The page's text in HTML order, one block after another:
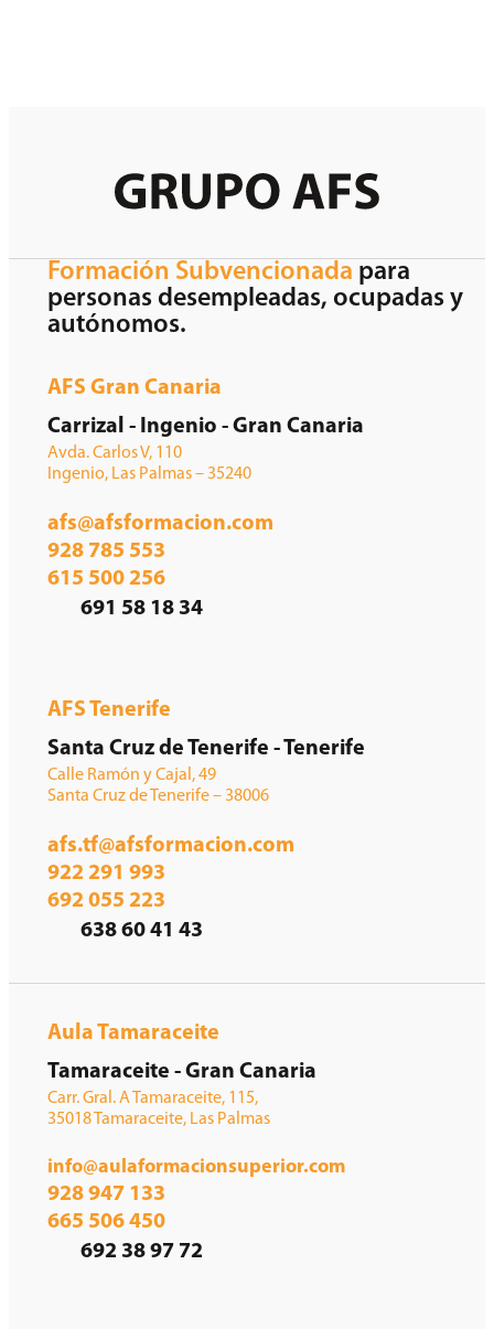
Formación Subvencionada para
personas desempleadas, ocupadas y
autónomos.
AFS Gran Canaria
Carrizal - Ingenio - Gran Canaria
Avda. Carlos V, 110
Ingenio, Las Palmas – 35240
afs@afsformacion.com
928 785 553
615 500 256
691 58 18 34
AFS Tenerife
Santa Cruz de Tenerife - Tenerife
Calle Ramón y Cajal, 49
Santa Cruz de Tenerife – 38006
afs.tf@afsformacion.com
922 291 993
692 055 223
638 60 41 43
Aula Tamaraceite
Tamaraceite - Gran Canaria
Carr. Gral. A Tamaraceite, 115,
35018 Tamaraceite, Las Palmas
info@aulaformacionsuperior.com
928 947 133
665 506 450
692 38 97 72